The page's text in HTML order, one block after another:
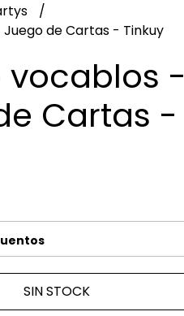
de Cartas - Tinkuy
vocablos -
Cartas -
SIN STOCK